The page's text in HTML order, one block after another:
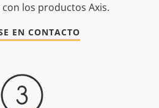
los productos Axis.
EN CONTACTO